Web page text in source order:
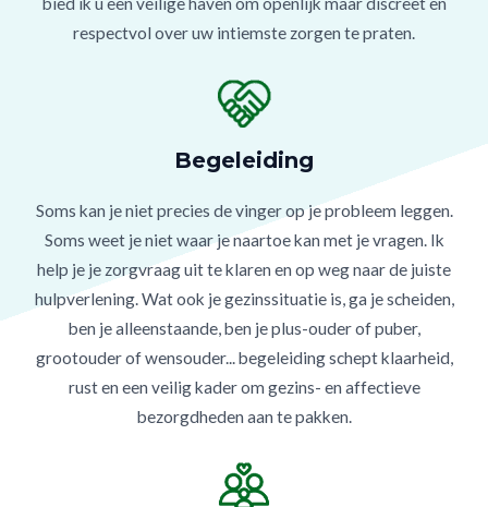
respectvol over uw intiemste zorgen te praten.
Begeleiding
Soms kan je niet precies de vinger op je probleem leggen.
Soms weet je niet waar je naartoe kan met je vragen. Ik
help je je zorgvraag uit te klaren en op weg naar de juiste
hulpverlening. Wat ook je gezinssituatie is, ga je scheiden,
ben je alleenstaande, ben je plus-ouder of puber,
grootouder of wensouder... begeleiding schept klaarheid,
rust en een veilig kader om gezins- en affectieve
bezorgdheden aan te pakken.